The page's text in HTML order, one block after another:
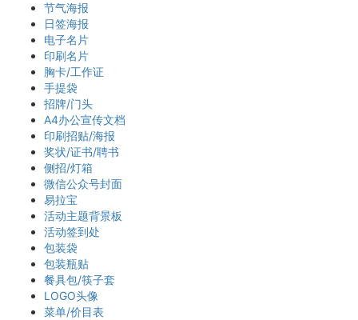
节气海报
日签海报
电子名片
印刷名片
胸卡/工作证
手提袋
招牌/门头
A4办公宣传文档
印刷招贴/海报
奖状/证书/聘书
侧招/灯箱
微信公众号封面
易拉宝
活动主题背景板
活动签到处
包装袋
包装瓶贴
餐具包/筷子套
LOGO头像
菜单/价目表